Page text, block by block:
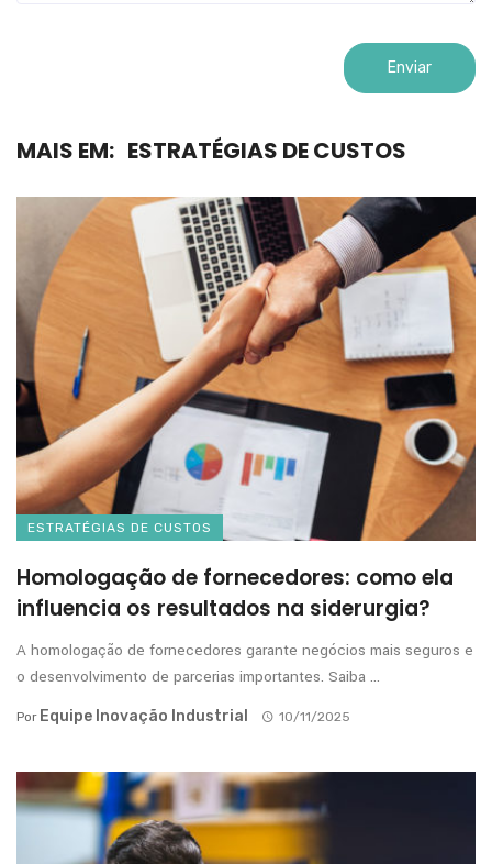
MAIS EM: ESTRATÉGIAS DE CUSTOS
ESTRATÉGIAS DE CUSTOS
Homologação de fornecedores: como ela
influencia os resultados na siderurgia?
A homologação de fornecedores garante negócios mais seguros e
o desenvolvimento de parcerias importantes. Saiba ...
Por Equipe Inovação Industrial 10/11/2025